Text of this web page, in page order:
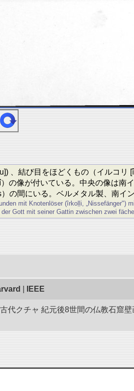
、結び目をほどくもの（イルコ
の像が付いている。中央の像は南
の間にいる。ベルメタル製、南イ
mit Knotenlöser (îrkoḷḷi, „Nissefänger")
Gott mit seiner Gattin zwischen zwei
IEEE
代クチャ 紀元後8世間の仏教石窟